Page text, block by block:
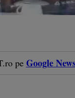
pe Google